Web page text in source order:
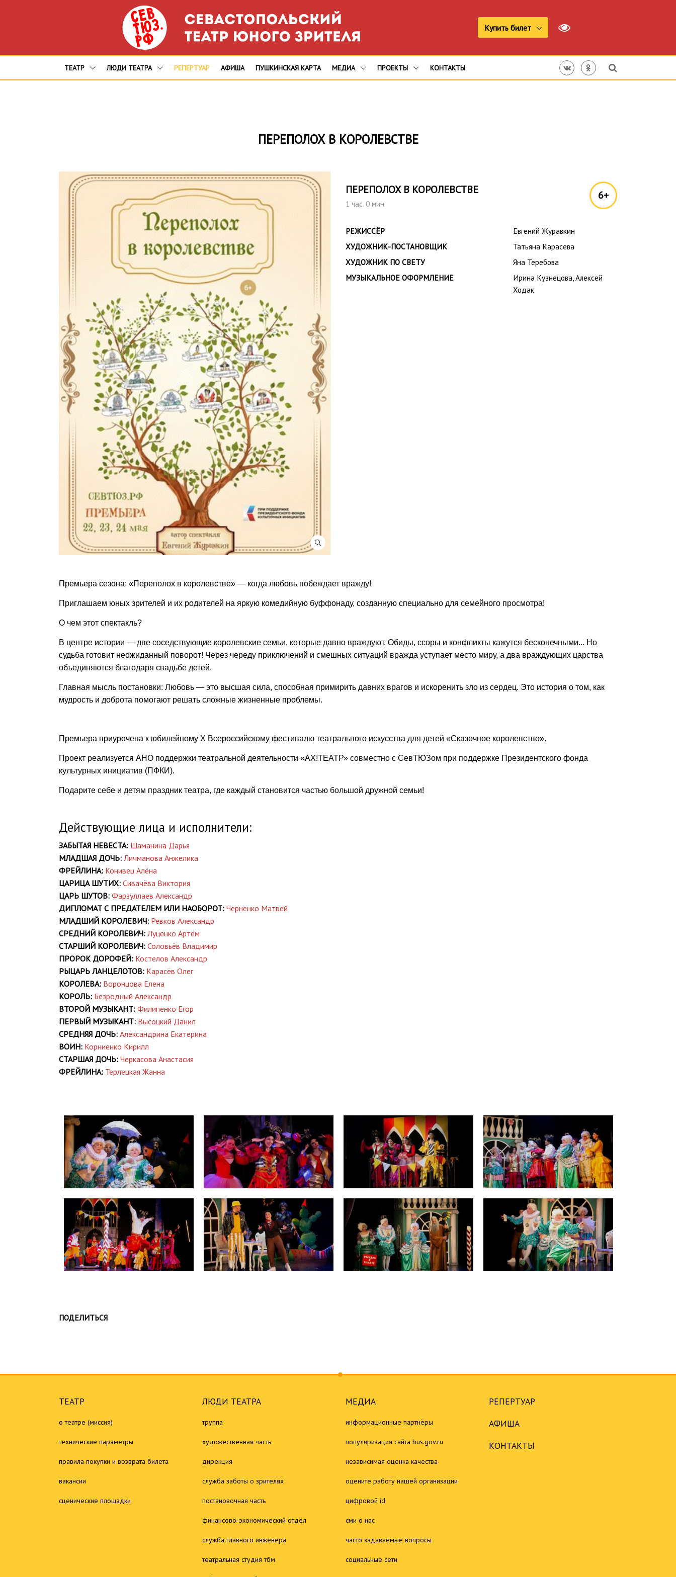
Купить билет
ТЕАТР ЛЮДИ ТЕАТРА РЕПЕРТУАР АФИША ПУШКИНСКАЯ КАРТА МЕДИА ПРОЕКТЫ КОНТАКТЫ
ПЕРЕПОЛОХ В КОРОЛЕВСТВЕ
ПЕРЕПОЛОХ В КОРОЛЕВСТВЕ
1 час. 0 мин.
6+
РЕЖИССЁР
Евгений Журавкин
ХУДОЖНИК-ПОСТАНОВЩИК
Татьяна Карасева
ХУДОЖНИК ПО СВЕТУ
Яна Теребова
МУЗЫКАЛЬНОЕ ОФОРМЛЕНИЕ
Ирина Кузнецова, Алексей
Ходак
Премьера сезона: «Переполох в королевстве» — когда любовь побеждает вражду!
Приглашаем юных зрителей и их родителей на яркую комедийную буффонаду, созданную специально для семейного просмотра!
О чем этот спектакль?
В центре истории — две соседствующие королевские семьи, которые давно враждуют. Обиды, ссоры и конфликты кажутся бесконечными... Но
судьба готовит неожиданный поворот! Через череду приключений и смешных ситуаций вражда уступает место миру, а два враждующих царства
объединяются благодаря свадьбе детей.
Главная мысль постановки: Любовь — это высшая сила, способная примирить давних врагов и искоренить зло из сердец. Это история о том, как
мудрость и доброта помогают решать сложные жизненные проблемы.
Премьера приурочена к юбилейному Х Всероссийскому фестивалю театрального искусства для детей «Сказочное королевство».
Проект реализуется АНО поддержки театральной деятельности «АХ!ТЕАТР» совместно с СевТЮЗом при поддержке Президентского фонда
культурных инициатив (ПФКИ).
Подарите себе и детям праздник театра, где каждый становится частью большой дружной семьи!
Действующие лица и исполнители:
ЗАБЫТАЯ НЕВЕСТА: Шаманина Дарья
МЛАДШАЯ ДОЧЬ: Личманова Анжелика
ФРЕЙЛИНА: Конивец Алёна
ЦАРИЦА ШУТИХ: Сивачёва Виктория
ЦАРЬ ШУТОВ: Фарзуллаев Александр
ДИПЛОМАТ С ПРЕДАТЕЛЕМ ИЛИ НАОБОРОТ: Черненко Матвей
МЛАДШИЙ КОРОЛЕВИЧ: Ревков Александр
СРЕДНИЙ КОРОЛЕВИЧ: Луценко Артём
СТАРШИЙ КОРОЛЕВИЧ: Соловьёв Владимир
ПРОРОК ДОРОФЕЙ: Костелов Александр
РЫЦАРЬ ЛАНЦЕЛОТОВ: Карасёв Олег
КОРОЛЕВА: Воронцова Елена
КОРОЛЬ: Безродный Александр
ВТОРОЙ МУЗЫКАНТ: Филипенко Егор
ПЕРВЫЙ МУЗЫКАНТ: Высоцкий Данил
СРЕДНЯЯ ДОЧЬ: Александрина Екатерина
ВОИН: Корниенко Кирилл
СТАРШАЯ ДОЧЬ: Черкасова Анастасия
ФРЕЙЛИНА: Терлецкая Жанна
ПОДЕЛИТЬСЯ
ТЕАТР
о театре (миссия)
технические параметры
правила покупки и возврата билета
вакансии
сценические площадки
ЛЮДИ ТЕАТРА
труппа
художественная часть
дирекция
служба заботы о зрителях
постановочная часть
финансово-экономический отдел
служба главного инженера
театральная студия тбм
МЕДИА
информационные партнёры
популяризация сайта bus.gov.ru
независимая оценка качества
оцените работу нашей организации
цифровой id
сми о нас
часто задаваемые вопросы
социальные сети
РЕПЕРТУАР
АФИША
КОНТАКТЫ